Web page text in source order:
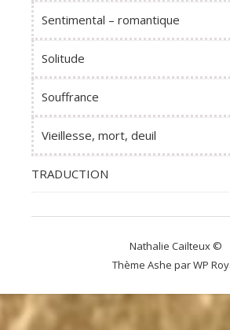
Sentimental – romantique
Solitude
Souffrance
Vieillesse, mort, deuil
TRADUCTION
Nathalie Cailteux ©
Thème Ashe parWP